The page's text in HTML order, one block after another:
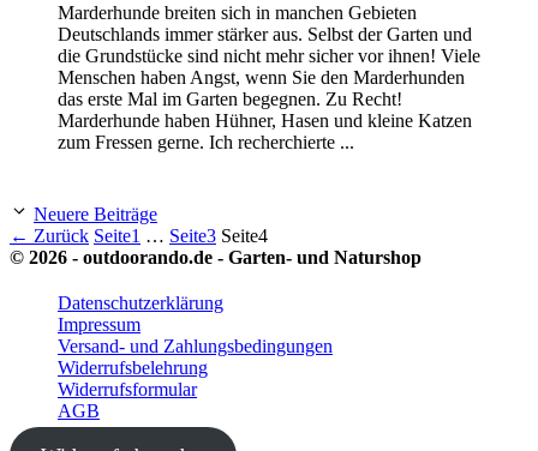
Marderhunde breiten sich in manchen Gebieten
Deutschlands immer stärker aus. Selbst der Garten und
die Grundstücke sind nicht mehr sicher vor ihnen! Viele
Menschen haben Angst, wenn Sie den Marderhunden
das erste Mal im Garten begegnen. Zu Recht!
Marderhunde haben Hühner, Hasen und kleine Katzen
zum Fressen gerne. Ich recherchierte ...
Neuere Beiträge
← Zurück Seite1 … Seite3 Seite4
© 2026 - outdoorando.de - Garten- und Naturshop
Datenschutzerklärung
Impressum
Versand- und Zahlungsbedingungen
Widerrufsbelehrung
Widerrufsformular
AGB